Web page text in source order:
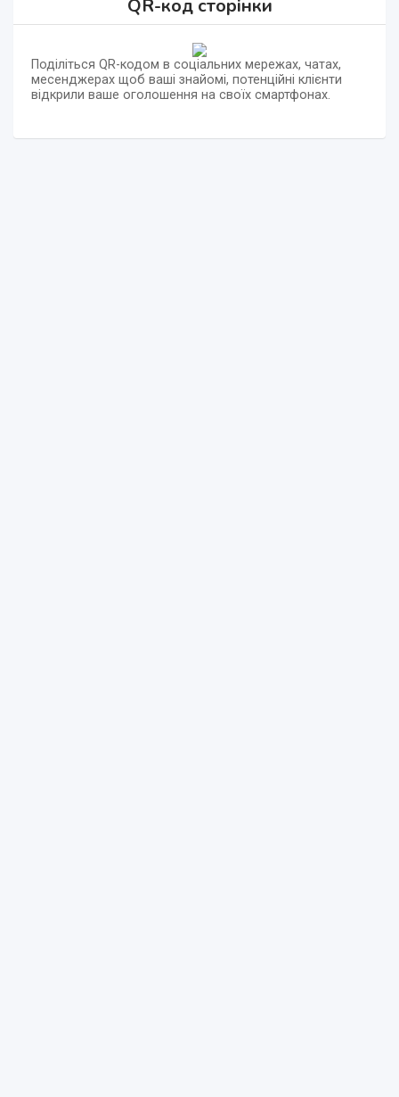
QR-код сторінки
Поділіться QR-кодом в соціальних мережах, чатах,
месенджерах щоб ваші знайомі, потенційні клієнти
відкрили ваше оголошення на своїх смартфонах.